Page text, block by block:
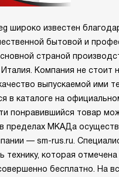
широко известен
бытовой и
страной
Компания не стоит
выпускаемой ими
в каталоге на
понравившийся товар
пределах МКАДа
— sm-rus.ru.
технику, которая
бесплатно. На